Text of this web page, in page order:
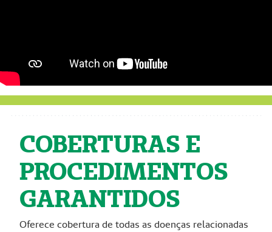
COBERTURAS E
PROCEDIMENTOS
GARANTIDOS
Oferece cobertura de todas as doenças relacionadas